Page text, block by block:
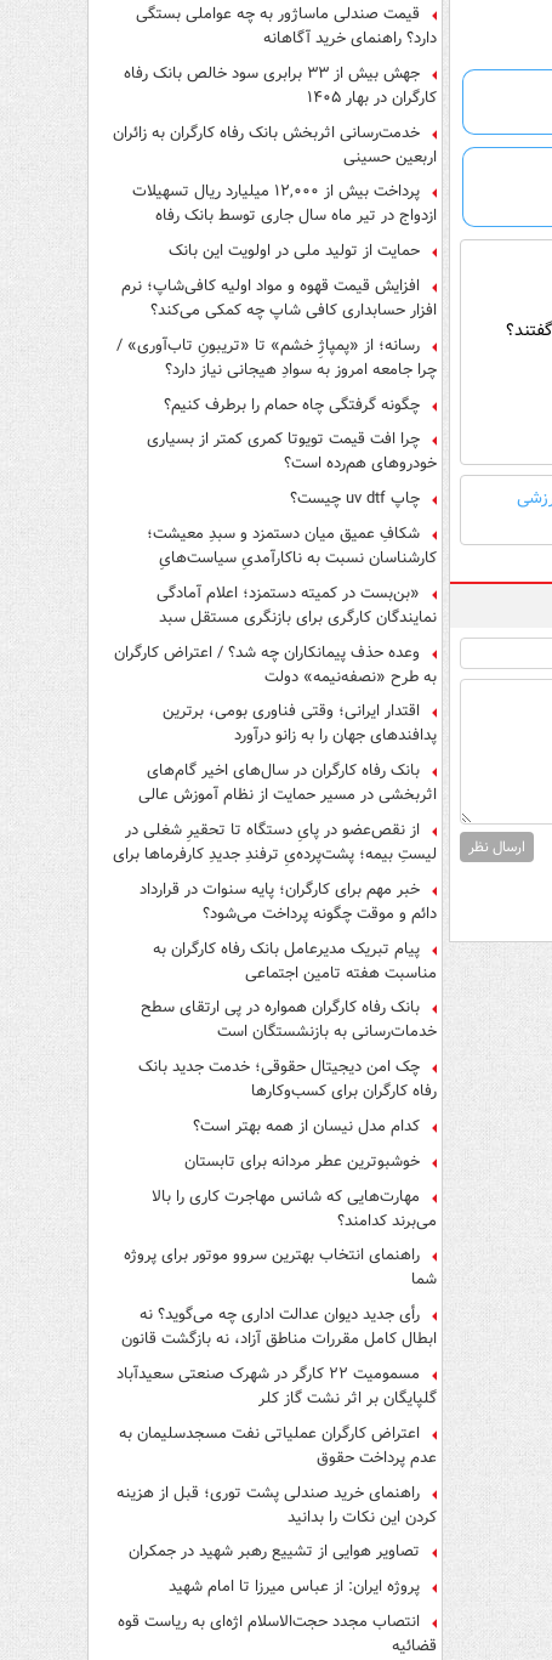
ارسال نظر
قیمت صندلی ماساژور به چه عواملی بستگی
دارد؟ راهنمای خرید آگاهانه
جهش بیش از ۳۳ برابری سود خالص بانک رفاه
کارگران در بهار ۱۴۰۵
خدمت‌رسانی اثربخش بانک رفاه کارگران به زائران
اربعین حسینی
پرداخت بیش از ۱۲,۰۰۰ میلیارد ریال تسهیلات
ازدواج در تیر ماه سال جاری توسط بانک رفاه
کارگران
حمایت از تولید ملی در اولویت این بانک
افزایش قیمت قهوه و مواد اولیه کافی‌شاپ؛ نرم
افزار حسابداری کافی شاپ چه کمکی می‌کند؟
رسانه؛ از «پمپاژِ خشم» تا «تریبونِ تاب‌آوری» /
چرا جامعه امروز به سوادِ هیجانی نیاز دارد؟
چگونه گرفتگی چاه حمام را برطرف کنیم؟
چرا افت قیمت تویوتا کمری کمتر از بسیاری
خودروهای هم‌رده است؟
چاپ uv dtf چیست؟
شکافِ عمیق میان دستمزد و سبدِ معیشت؛
کارشناسان نسبت به ناکارآمدیِ سیاست‌هایِ
حمایتی هشدار دادند
«بن‌بست در کمیته دستمزد؛ اعلام آمادگی
نمایندگان کارگری برای بازنگری مستقل سبد
وعده حذف پیمانکاران چه شد؟ / اعتراض کارگران
به طرح «نصفه‌نیمه» دولت
اقتدار ایرانی؛ وقتی فناوری بومی، برترین
پدافندهای جهان را به زانو درآورد
بانک رفاه کارگران در سال‌های اخیر گام‌های
اثربخشی در مسیر حمایت از نظام آموزش عالی
برداشته است
از نقص‌عضو در پایِ دستگاه تا تحقیرِ شغلی در
لیستِ بیمه؛ پشت‌پرده‌یِ ترفندِ جدیدِ کارفرماها برای
فرار از قانون چیست؟
خبر مهم برای کارگران؛ پایه سنوات در قرارداد
دائم و موقت چگونه پرداخت می‌شود؟
پیام تبریک مدیرعامل بانک رفاه کارگران به
مناسبت هفته تامین اجتماعی
بانک رفاه کارگران همواره در پی ارتقای سطح
خدمات‌رسانی به بازنشستگان است
چک امن دیجیتال حقوقی؛ خدمت جدید بانک
رفاه کارگران برای کسب‌وکارها
کدام مدل نیسان از همه بهتر است؟
خوشبوترین عطر مردانه برای تابستان
مهارت‌هایی که شانس مهاجرت کاری را بالا
می‌برند کدامند؟
راهنمای انتخاب بهترین سروو موتور برای پروژه
شما
رأی جدید دیوان عدالت اداری چه می‌گوید؟ نه
ابطال کامل مقررات مناطق آزاد، نه بازگشت قانون
مسمومیت ۲۲ کارگر در شهرک صنعتی سعیدآباد
گلپایگان بر اثر نشت گاز کلر
اعتراض کارگران عملیاتی نفت مسجدسلیمان به
عدم پرداخت حقوق
راهنمای خرید صندلی پشت توری؛ قبل از هزینه
کردن این نکات را بدانید
تصاویر هوایی از تشییع رهبر شهید در جمکران
پروژه ایران: از عباس میرزا تا امام شهید
انتصاب مجدد حجت‌الاسلام اژه‌ای به ریاست قوه‌
قضائیه